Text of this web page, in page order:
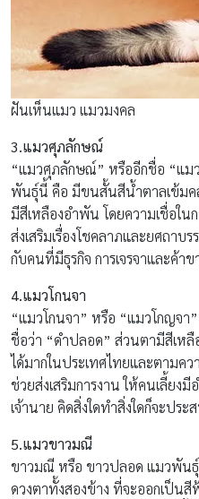
ฝันเห็นแมว แมวมงคล
3.แมวศุภลักษณ์
“แมวศุภลักษณ์” หรืออีกชื่อ “แม
พันธุ์นี้ คือ มีขนสั้นสีน้ำตาลเข้ม
มีสีเหลืองอำพัน โดยความเชื่อใ
ส่งเสริมเรื่องโชคลาภและยศถาบ
กับคนที่มีธุรกิจ การเจรจาและค้า
4.แมวโกนจา
“แมวโกนจา” หรือ “แมวโกญจ
ชื่อว่า “ดำปลอด” ส่วนตามีสีเห
ได้มากในประเทศไทยและตามคว
ช่วยส่งเสริมการงาน ให้คนเลี้ย
เจ้านาย คิดสิ่งใดทำสิ่งใดก็จะประ
5.แมวขาวมณี
ขาวมณี หรือ ขาวปลอด แมวพัน
ดวงตาทั้งสองข้าง ที่จะออกเป็น